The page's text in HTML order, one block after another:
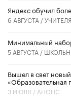
​Яндекс обучил
6 АВГУСТА /УЧИТЕЛЯ
Минимальный
5 АВГУСТА /
Вышел в свет
3 ИЮЛЯ / АНОНС